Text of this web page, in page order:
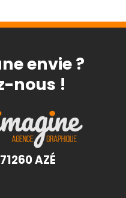
envie ?
nous !
71260 AZÉ